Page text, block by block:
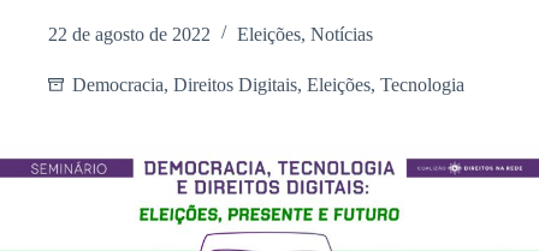
22 de agosto de 2022 Eleições, Notícias
Democracia, Direitos Digitais, Eleições, Tecnologia